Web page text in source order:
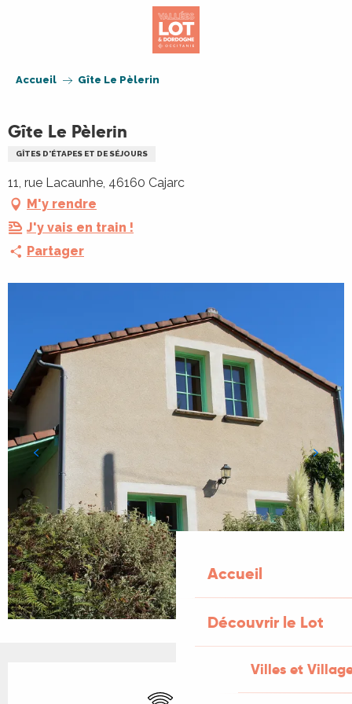
Accueil
Découvrir le Lot
Villes et
Accueil Gîte Le Pèlerin
Gîte Le Pèlerin
GÎTES D'ÉTAPES ET DE SÉJOURS
11, rue Lacaunhe, 46160 Cajarc
M'y rendre
J'y vais en train !
Partager
Ouverture et coordonnées
WiFi Animaux acceptés